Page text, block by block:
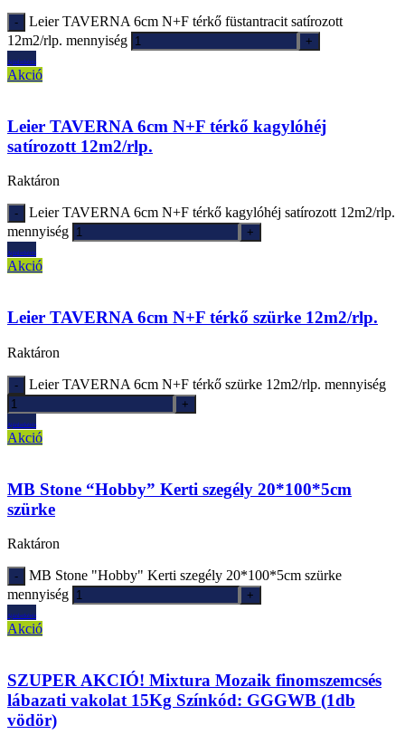
Leier TAVERNA 6cm N+F térkő füstantracit satírozott
12m2/rlp. mennyiség
Ajánlatkérés
Akció
Leier TAVERNA 6cm N+F térkő kagylóhéj
satírozott 12m2/rlp.
Raktáron
Leier TAVERNA 6cm N+F térkő kagylóhéj satírozott 12m2/rlp.
mennyiség
Ajánlatkérés
Akció
Leier TAVERNA 6cm N+F térkő szürke 12m2/rlp.
Raktáron
Leier TAVERNA 6cm N+F térkő szürke 12m2/rlp. mennyiség
Ajánlatkérés
Akció
MB Stone “Hobby” Kerti szegély 20*100*5cm
szürke
Raktáron
MB Stone "Hobby" Kerti szegély 20*100*5cm szürke
mennyiség
Ajánlatkérés
Akció
SZUPER AKCIÓ! Mixtura Mozaik finomszemcsés
lábazati vakolat 15Kg Színkód: GGGWB (1db
vödör)